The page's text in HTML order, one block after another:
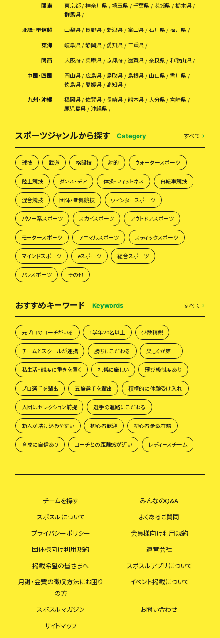
関東
東京都 神奈川県 埼玉県 千葉県 茨城県
栃木県
群馬県
北陸・甲信越
山梨県 長野県 新潟県 富山県 石川県
福井県
東海
岐阜県 静岡県 愛知県
三重県
関西
大阪府 兵庫県 京都府 滋賀県 奈良県
和歌山県
中国・四国
岡山県 広島県 鳥取県 島根県 山口県
香川県
徳島県
愛媛県
高知県
九州・沖縄
福岡県 佐賀県 長崎県 熊本県 大分県
宮崎県
鹿児島県
沖縄県
スポーツジャンルから探す Category すべて
球技 武道 格闘技 射的 ウォータースポーツ
陸上競技 ダンス・チア 体操・フィットネス 自転車競技
混合競技 団体・新興競技 ウィンタースポーツ
パワー系スポーツ スカイスポーツ アウトドアスポーツ
モータースポーツ アニマルスポーツ スティックスポーツ
マインドスポーツ eスポーツ 総合スポーツ
パラスポーツ その他
おすすめキーワード Keywords すべて
元プロのコーチがいる 1学年20名以上 少数精鋭
チームとスクールが連携 勝ちにこだわる 楽しくが第一
私生活・態度に重きを置く 礼儀に厳しい 飛び級制度あり
プロ選手を輩出 五輪選手を輩出 積極的に体験受け入れ
入団はセレクション前提 選手の進路にこだわる
新人が溶け込みやすい 初心者歓迎 初心者多数在籍
育成に自信あり コーチとの距離感が近い レディースチーム
チームを探す
みんなのQ&A
スポスルについて
よくあるご質問
プライバシーポリシー
会員様向け利用規約
団体様向け利用規約
運営会社
掲載希望の皆さまへ
スポスルアプリについて
月謝・会費の徴収方法にお困り
の方
イベント掲載について
スポスルマガジン
お問い合わせ
サイトマップ